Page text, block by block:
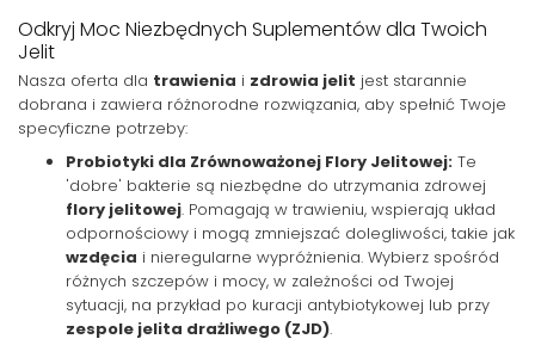
Odkryj Moc Niezbędnych Suplementów dla Twoich
Jelit
Nasza oferta dla trawienia i zdrowia jelit jest starannie
dobrana i zawiera różnorodne rozwiązania, aby spełnić Twoje
specyficzne potrzeby:
Probiotyki dla Zrównoważonej Flory Jelitowej: Te
'dobre' bakterie są niezbędne do utrzymania zdrowej
flory jelitowej. Pomagają w trawieniu, wspierają układ
odpornościowy i mogą zmniejszać dolegliwości, takie jak
wzdęcia i nieregularne wypróżnienia. Wybierz spośród
różnych szczepów i mocy, w zależności od Twojej
sytuacji, na przykład po kuracji antybiotykowej lub przy
zespole jelita drażliwego (ZJD).